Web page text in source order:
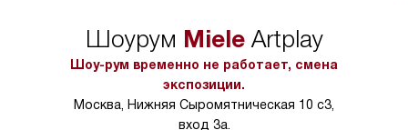
Шоурум MieleArtplay
Шоу-рум временно не работает, смена
экспозиции.
Москва, Нижняя Сыромятническая 10 с3,
вход 3а.